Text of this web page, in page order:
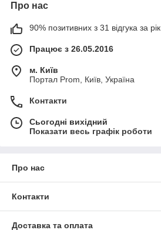
Про нас
90% позитивних з 31 відгука за рік
Працює з 26.05.2016
м. Київ
Портал Prom, Київ, Україна
Контакти
Сьогодні вихідний
Показати весь графік роботи
Про нас
Контакти
Доставка та оплата